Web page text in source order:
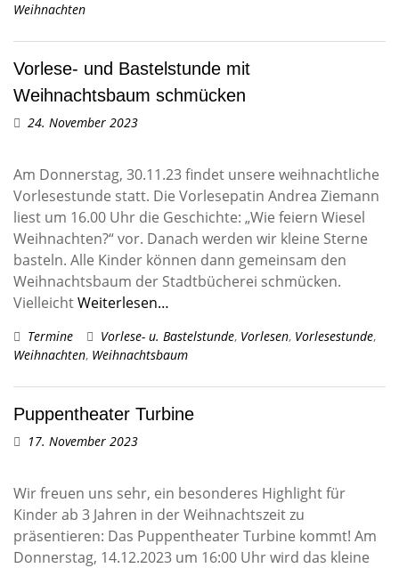
Weihnachten
Vorlese- und Bastelstunde mit
Weihnachtsbaum schmücken
24. November 2023
Am Donnerstag, 30.11.23 findet unsere weihnachtliche
Vorlesestunde statt. Die Vorlesepatin Andrea Ziemann
liest um 16.00 Uhr die Geschichte: „Wie feiern Wiesel
Weihnachten?“ vor. Danach werden wir kleine Sterne
basteln. Alle Kinder können dann gemeinsam den
Weihnachtsbaum der Stadtbücherei schmücken.
VielleichtWeiterlesen…
Termine Vorlese- u. Bastelstunde, Vorlesen, Vorlesestunde,
Weihnachten, Weihnachtsbaum
Puppentheater Turbine
17. November 2023
Wir freuen uns sehr, ein besonderes Highlight für
Kinder ab 3 Jahren in der Weihnachtszeit zu
präsentieren: Das Puppentheater Turbine kommt! Am
Donnerstag, 14.12.2023 um 16:00 Uhr wird das kleine